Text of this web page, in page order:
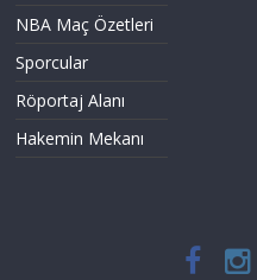
NBA Maç Özetleri
Sporcular
Röportaj Alanı
Hakemin Mekanı